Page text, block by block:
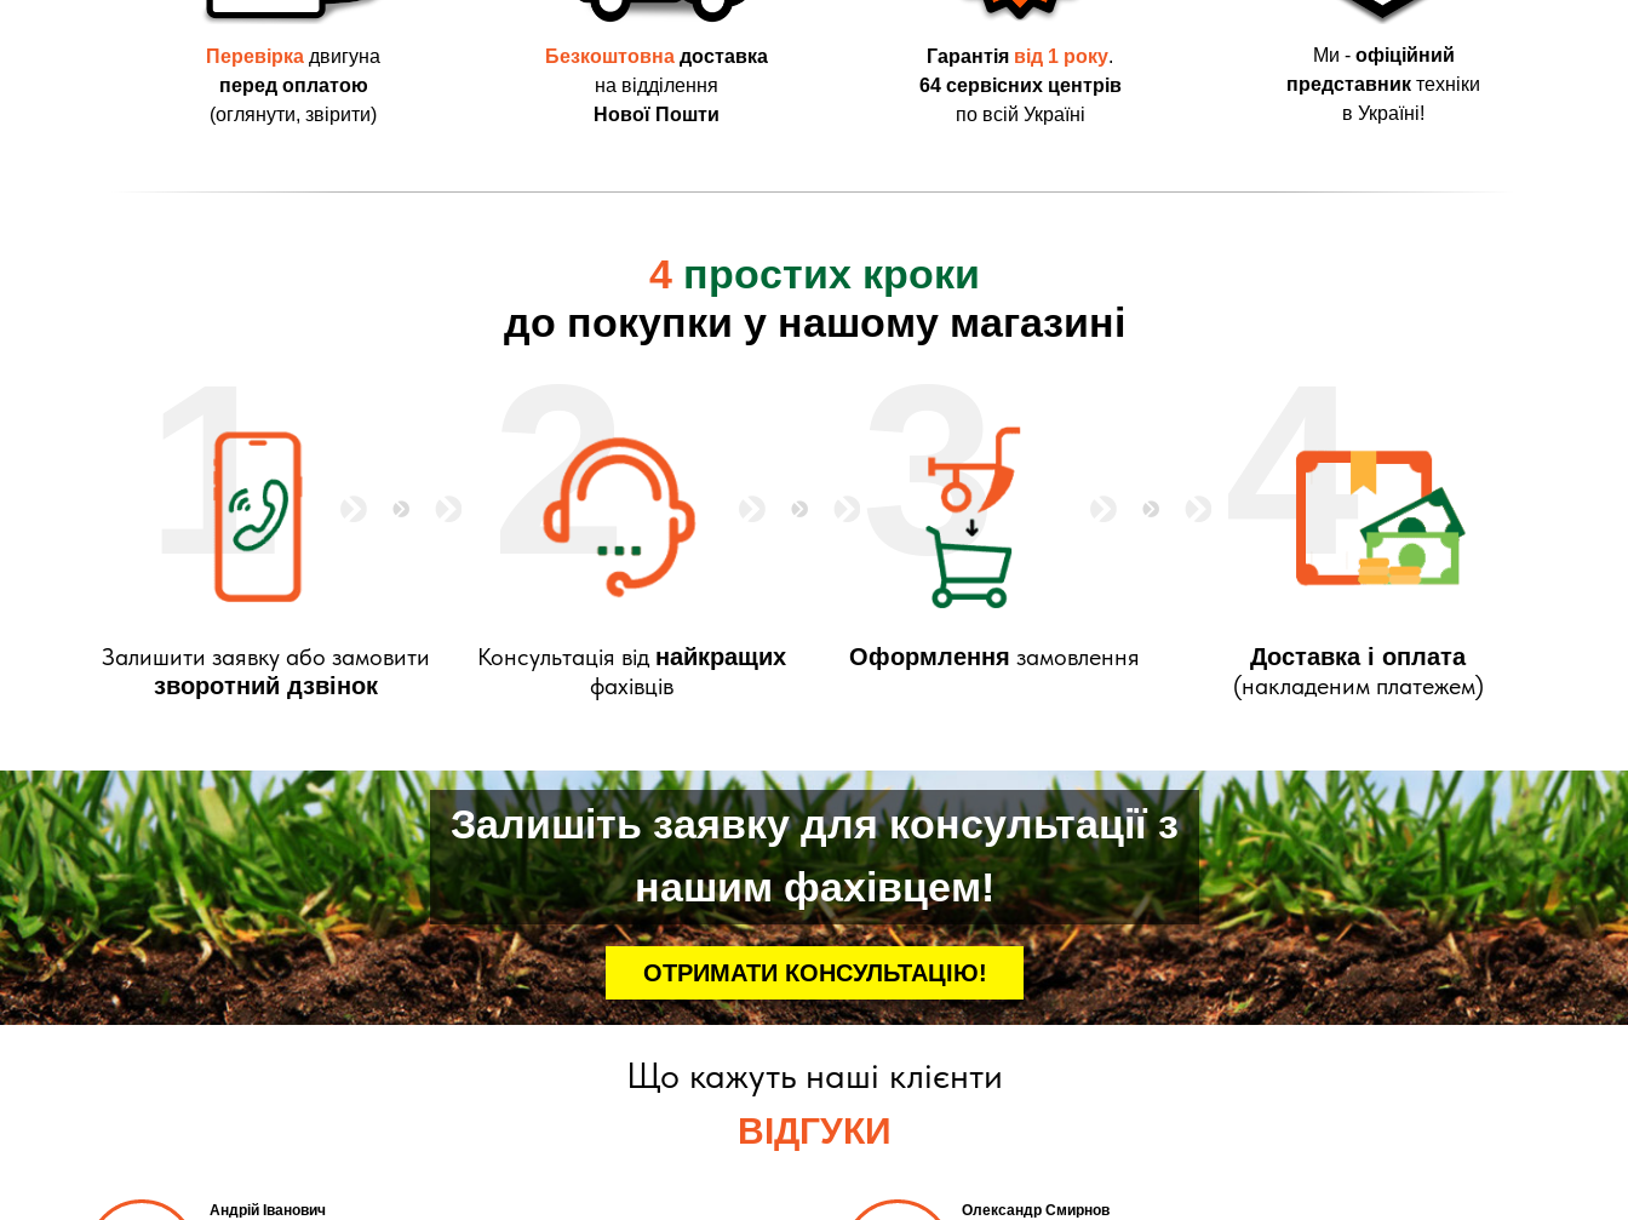
Перевірка двигуна
перед оплатою
(оглянути, звірити)
Гарантія від 1 року.
64 сервісних центрів
по всій Україні
Безкоштовна доставка
на відділення
Нової Пошти
Ми - офіційний
представник техніки
в Україні!
1 4
3
2
Залишити заявку або замовити
зворотний дзвінок
Консультація від найкращих
фахівців
Оформлення замовлення Доставка і оплата
(накладеним платежем)
4 простих кроки
до покупки у нашому магазині
ОТРИМАТИ КОНСУЛЬТАЦІЮ!
Залишіть заявку для консультації з
нашим фахівцем!
Що кажуть наші клієнти
ВІДГУКИ
Олександр Смирнов
Андрій Іванович